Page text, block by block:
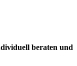
beraten und